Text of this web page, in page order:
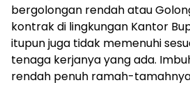
bergolongan rendah atau
kontrak di lingkungan Kantor
itupun juga tidak memenuhi
tenaga kerjanya yang ada.
rendah penuh ramah-